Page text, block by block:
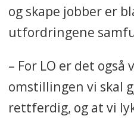
og skape jobber er
utfordringene
– For LO er det også
omstillingen vi skal
rettferdig, og at vi